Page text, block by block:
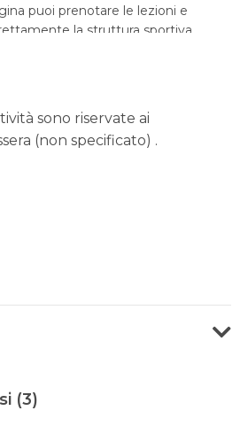
puoi prenotare le lezioni e
la struttura sportiva
sono riservate ai
(non specificato) .
(3)